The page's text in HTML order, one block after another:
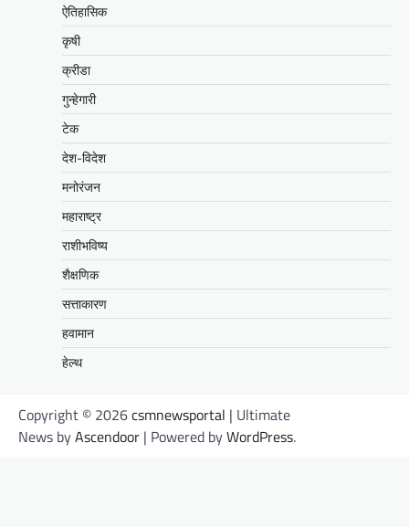
ऐतिहासिक
कृषी
क्रीडा
गुन्हेगारी
टेक
देश-विदेश
मनोरंजन
महाराष्ट्र
राशीभविष्य
शैक्षणिक
सत्ताकारण
हवामान
हेल्थ
Copyright © 2026csmnewsportal | Ultimate
News byAscendoor | Powered byWordPress.